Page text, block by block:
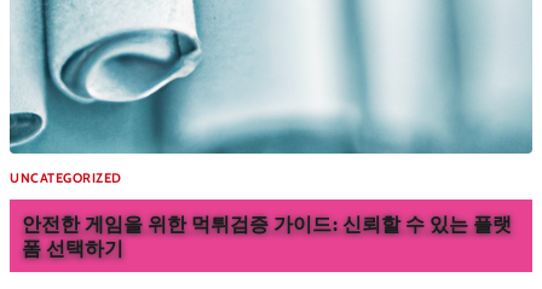
UNCATEGORIZED
안전한 게임을 위한 먹튀검증 가이드: 신뢰할 수 있는 플랫
폼 선택하기